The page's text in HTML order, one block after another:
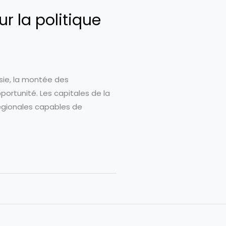
la politique
la montée des
Les capitales de la
capables de